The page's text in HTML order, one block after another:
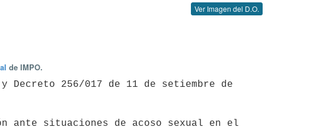
Ver Imagen del D.O.
de IMPO.